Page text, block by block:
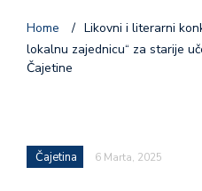
Home / Likovni i literarni
lokalnu zajednicu“ za starije
Čajetine
Čajetina 6 Marta, 2025